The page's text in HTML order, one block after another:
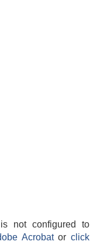
not configured to
Acrobatorclick